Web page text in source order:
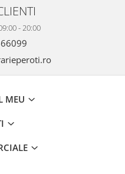
- 20:00
MEU